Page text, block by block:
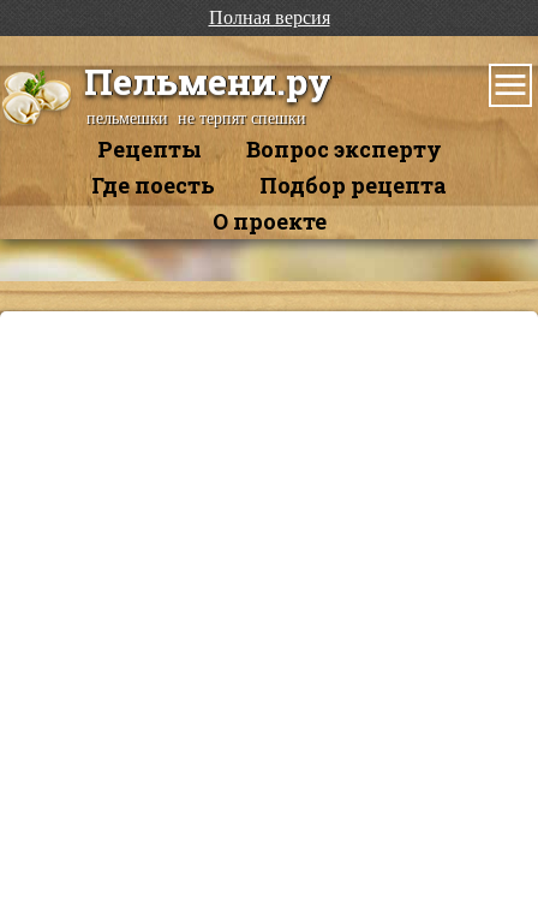
Полная версия
Пельмени.ру
пельмешки не терпят спешки
Рецепты
Вопрос эксперту
Где поесть
Подбор рецепта
О проекте